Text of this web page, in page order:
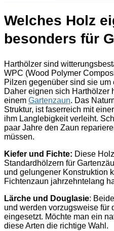
Welches Holz
besonders für
Harthölzer sind
WPC (Wood Polymer
Pilzen gegenüber sind sie
Daher eignen sich Harthölzer
einem Gartenzaun. Das
Struktur, ist faserreich mit
ihm Langlebigkeit verleiht.
paar Jahre den Zaun
müssen.
Kiefer und Fichte: Diese
Standardhölzern für
und gelungener Konstruktion
Fichtenzaun jahrzehntelang
Lärche und Douglasie:
und werden vorzugsweise für
eingesetzt. Möchte man ein
diese Arten die richtige Wahl.